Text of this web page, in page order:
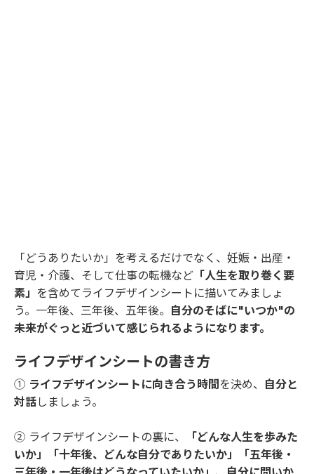
「どうありたいか」を考えるだけでなく、妊娠・出産・
育児・介護、そして仕事の転機など 「人生を取り巻く要
素」 を含めてライフデザインシートに描いてみましょ
う。一年後、三年後、五年後。 自分のそばに"いつか"の
未来がぐっと近づいて感じられるようになります。
ライフデザインシートの書き方
① ライフデザインシートに向き合う時間を決め、 自分と
対話しましょう。
② ライフデザインシートの裏に、
「どんな人生を歩みた
いか」「十年後、どんな自分でありたいか」「五年後・